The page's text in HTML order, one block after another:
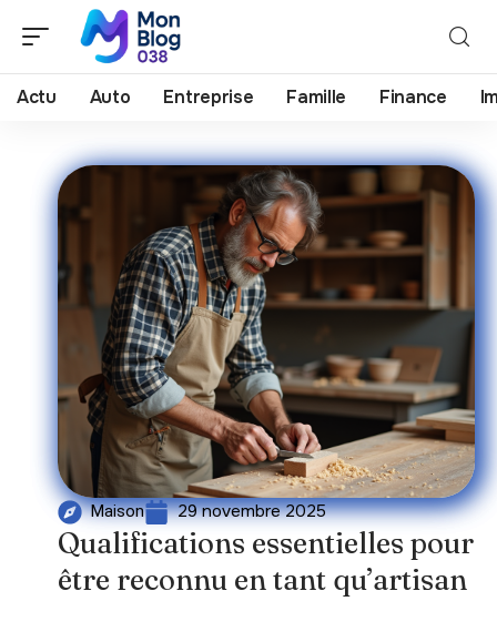
Actu Auto Entreprise Famille Finance
Maison 29 novembre 2025
Qualifications essentielles pour
être reconnu en tant qu’artisan